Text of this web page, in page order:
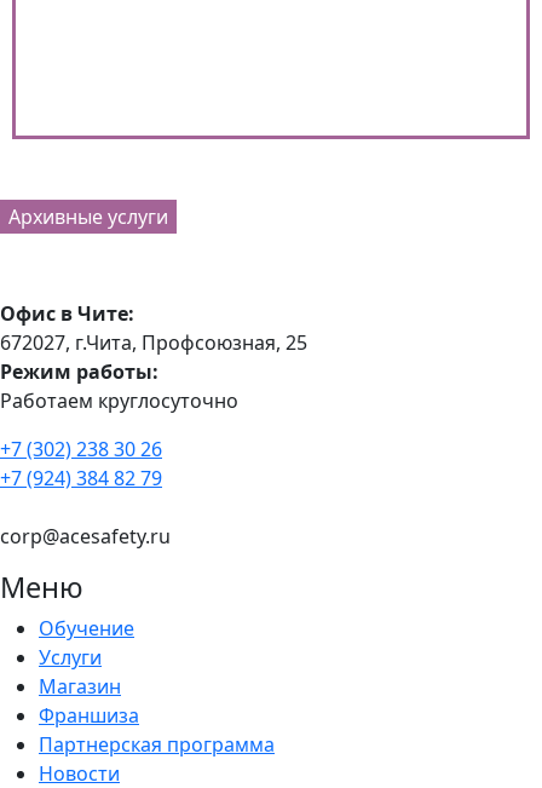
Архивные услуги
Офис в Чите:
672027, г.Чита, Профсоюзная, 25
Режим работы:
Работаем круглосуточно
+7 (302) 238 30 26
+7 (924) 384 82 79
corp@acesafety.ru
Меню
Обучение
Услуги
Магазин
Франшиза
Партнерская программа
Новости